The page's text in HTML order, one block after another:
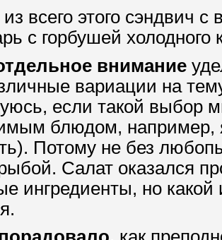
из всего этого сэндвич
с горбушей холодного
внимание
вариации на
если такой выбор
блюдом, например,
Потому не без
Салат оказался
ингредиенты, но какой